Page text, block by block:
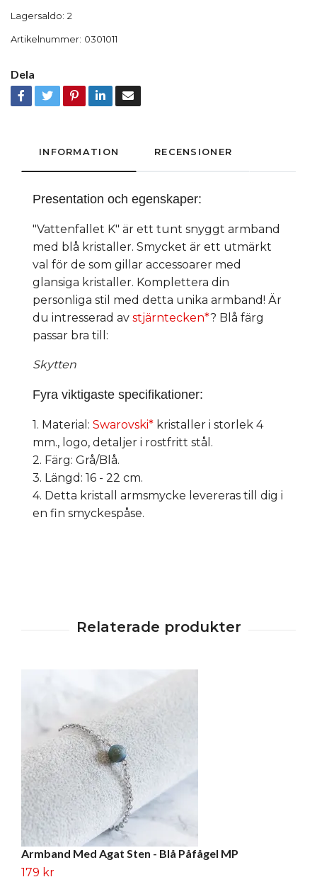
Lagersaldo: 2
Artikelnummer: 0301011
Dela
INFORMATION RECENSIONER
Presentation och egenskaper:
"Vattenfallet K" är ett tunt snyggt armband
med blå kristaller. Smycket är ett utmärkt
val för de som gillar accessoarer med
glansiga kristaller. Komplettera din
personliga stil med detta unika armband! Är
du intresserad av stjärntecken*? Blå färg
passar bra till:
Skytten
Fyra viktigaste specifikationer:
1. Material: Swarovski* kristaller i storlek 4
mm., logo, detaljer i rostfritt stål.
2. Färg: Grå/Blå.
3. Längd: 16 - 22 cm.
4. Detta kristall armsmycke levereras till dig i
en fin smyckespåse.
Armband Med Agat Sten - Blå Påfågel MP
179 kr